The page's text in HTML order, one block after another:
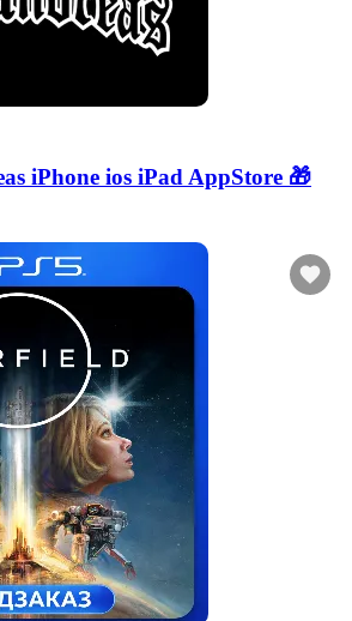
iPhone ios iPad AppStore 🎁